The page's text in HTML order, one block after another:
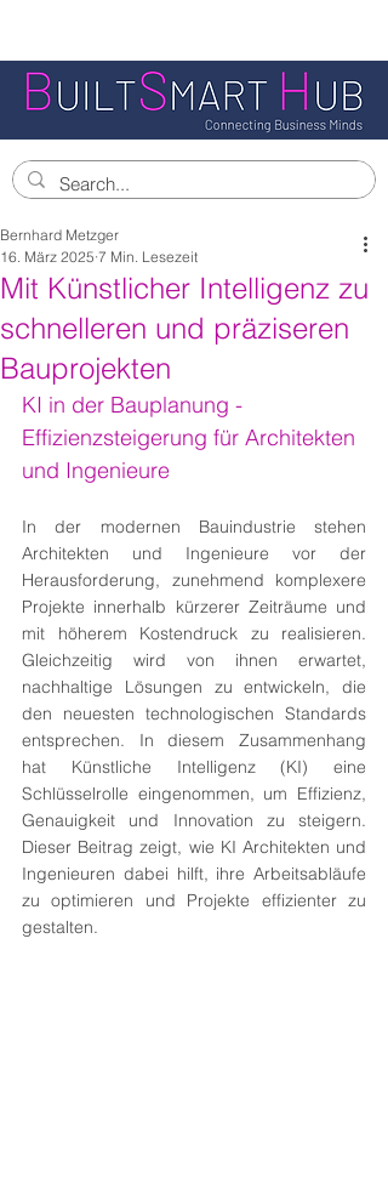
Mit Künstlicher Intelligenz zu
schnelleren und präziseren
Bauprojekten
Bernhard Metzger
16. März 2025 7 Min. Lesezeit
KI in der Bauplanung -
Effizienzsteigerung für Architekten
und Ingenieure
In der modernen Bauindustrie stehen
Architekten und Ingenieure vor der
Herausforderung, zunehmend komplexere
Projekte innerhalb kürzerer Zeiträume und
mit höherem Kostendruck zu realisieren.
Gleichzeitig wird von ihnen erwartet,
nachhaltige Lösungen zu entwickeln, die
den neuesten technologischen Standards
entsprechen. In diesem Zusammenhang
hat Künstliche Intelligenz (KI) eine
Schlüsselrolle eingenommen, um Effizienz,
Genauigkeit und Innovation zu steigern.
Dieser Beitrag zeigt, wie KI Architekten und
Ingenieuren dabei hilft, ihre Arbeitsabläufe
zu optimieren und Projekte effizienter zu
gestalten.